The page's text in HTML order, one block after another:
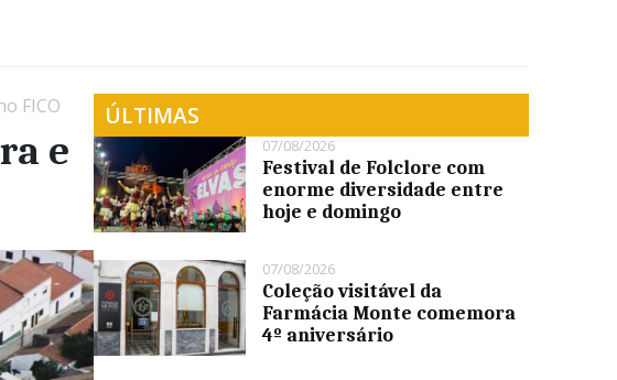
FICO
e
ÚLTIMAS
07/08/2026
Festival de Folclore com
enorme diversidade entre
hoje e domingo
07/08/2026
Coleção visitável da
Farmácia Monte comemora
4º aniversário